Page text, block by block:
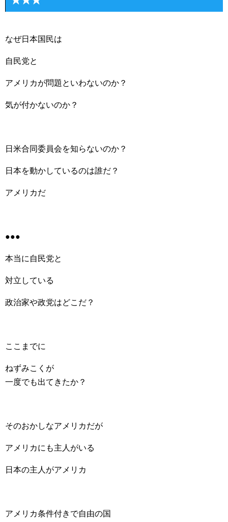
なぜ日本国民は
自民党と
アメリカが問題といわないのか？
気が付かないのか？
日米合同委員会を知らないのか？
日本を動かしているのは誰だ？
アメリカだ
●●●
本当に自民党と
対立している
政治家や政党はどこだ？
ここまでに
ねずみこくが
一度でも出てきたか？
そのおかしなアメリカだが
アメリカにも主人がいる
日本の主人がアメリカ
アメリカ条件付きで自由の国